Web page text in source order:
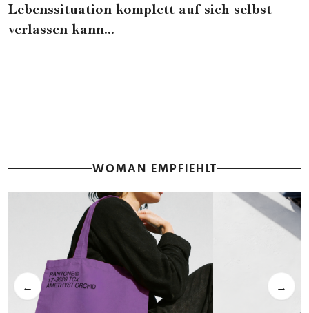
Lebenssituation komplett auf sich selbst
verlassen kann...
WOMAN EMPFIEHLT
← →